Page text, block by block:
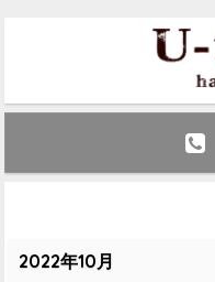
2022年10月